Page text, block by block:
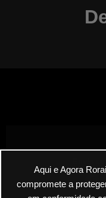
Aqui e Agora
compromete a